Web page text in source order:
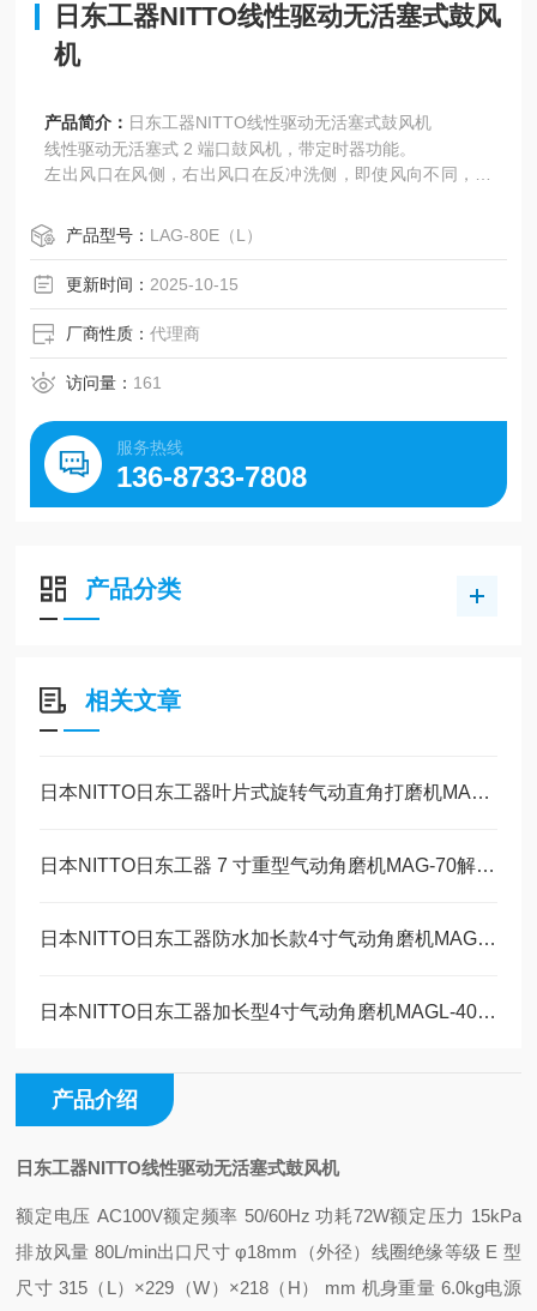
日东工器NITTO线性驱动无活塞式鼓风
机
产品简介： 日东工器NITTO线性驱动无活塞式鼓风机
线性驱动无活塞式 2 端口鼓风机，带定时器功能。
左出风口在风侧，右出风口在反冲洗侧，即使风向不同，也
易于设置主要储罐制造商的作程序（共18个程序）。
可以长期反冲洗 6、12、168（7 天）时间/时间输入设置。
产品型号： LAG-80E（L）
更新时间： 2025-10-15
厂商性质：代理商
访问量： 161
服务热线
136-8733-7808
产品分类
相关文章
日本NITTO日东工器叶片式旋转气动直角打磨机MAS-20B工作原理
日本NITTO日东工器 7 寸重型气动角磨机MAG-70解决方案
日本NITTO日东工器防水加长款4寸气动角磨机MAGW-40维修保养
日本NITTO日东工器加长型4寸气动角磨机MAGL-40技术参数
产品介绍
日东工器NITTO线性驱动无活塞式鼓风机
额定电压 AC100V额定频率 50/60Hz 功耗72W额定压力 15kPa
排放风量 80L/min出口尺寸 φ18mm（外径） 线圈绝缘等级 E 型
尺寸 315（L）×229（W）×218（H） mm 机身重量 6.0kg电源